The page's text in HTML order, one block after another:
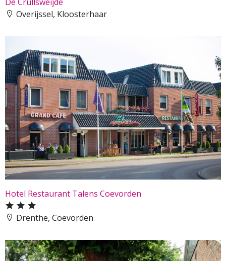
Overijssel, Kloosterhaar
Hotel Restaurant Talens Coevorden
Drenthe, Coevorden